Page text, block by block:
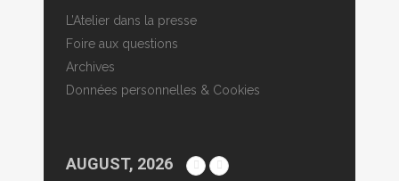
L’Atelier dans la presse
Foire aux questions
Archives
Données personnelles & Cookies
AUGUST, 2026